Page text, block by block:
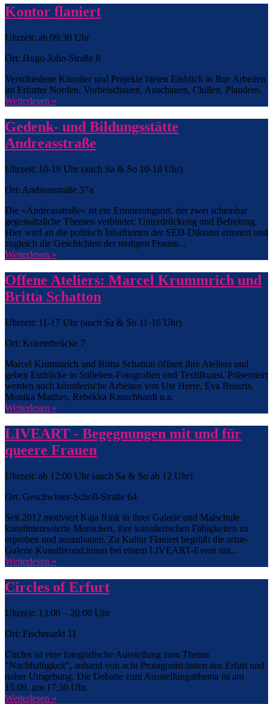
Kontor flaniert
Uhrzeit: ab 09:30 Uhr
Ort: Hugo-John-Straße 8
Verschiedene Künstler und Projekte bieten Einblick in Ihre Arbeiten
im Erfurter Norden. Vorbeischauen, Anschauen, Chillen, Plaudern.
Weiterlesen »
Gedenk- und Bildungsstätte
Andreasstraße
Uhrzeit: 10-18 Uhr (auch Sa & So 10-18 Uhr)
Ort: Andreasstraße 37a
Die »Andreasstraße« ist ein Erinnerungsort, der zwei scheinbar
gegensätzliche Themen verbindet: Unterdrückung und Befreiung.
Hier wird an die politisch Inhaftierten der SED-Diktatur erinnert und
zugleich die Geschichten der mutigen Frauen...
Weiterlesen »
Offene Ateliers: Marcel Krummrich und
Britta Schatton
Uhrzeit: 11-17 Uhr (auch Sa & So 11-16 Uhr)
Ort: Krämerbrücke 7
Marcel Krummrich und Britta Schatton öffnen ihre Ateliers und
geben Einblicke in Stilleben-Fotografien und Textilkunst. Präsentiert
werden auch künstlerische Arbeiten von Ute Herre, Eva Bruszis,
Monika Matthes, Rebekka Rauschhardt u.a.
Weiterlesen »
LIVEART - Begegnungen mit und für
queere Frauen
Uhrzeit: ab 12:00 Uhr (auch Sa & So ab 12 Uhr)
Ort: Geschwister-Scholl-Straße 64
Seit 2012 motiviert Kaja Rink in ihrer Galerie und Malschule
kunstinteressierte Menschen, ihre künstlerischen Fähigkeiten zu
erproben und auszubauen. Zu Kultur Flaniert begrüßt die artue-
Galerie Kunstfreund:innen bei einem LIVEART-Event mit...
Weiterlesen »
Circles of Erfurt
Uhrzeit: 13:00 – 20:00 Uhr
Ort: Fischmarkt 11
Circles ist eine fotografische Ausstellung zum Thema
"Nachhaltigkeit", anhand von acht Protagonist:innen aus Erfurt und
naher Umgebung. Die Debatte zum Ausstellungstthema ist am
15.09. um 17:30 Uhr.
Weiterlesen »